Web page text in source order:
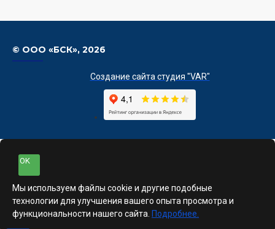
© ООО «БСК», 2026
Создание сайта студия "VAR"
OK
Мы используем файлы cookie и другие подобные
технологии для улучшения вашего опыта просмотра и
функциональности нашего сайта. Подробнее.